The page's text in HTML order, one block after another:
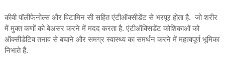
कीवी पॉलीफेनोल्स और विटामिन सी सहित एंटीऑक्सीडेंट से भरपूर होता है. जो शरीर
में मुक्त कणों को बेअसर करने में मदद करता है. एंटीऑक्सिडेंट कोशिकाओं को
ऑक्सीडेटिव तनाव से बचाने और समग्र स्वास्थ्य का समर्थन करने में महत्वपूर्ण भूमिका
निभाते हैं.